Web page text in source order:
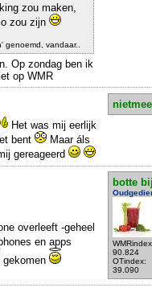
zou maken,
zou zijn
genoemd, vandaar..
Op zondag ben ik
op WMR
Het was mij eerlijk
bent
Maar áls
gereageerd
botte
90.824
OTindex:
39.090
overleeft -geheel
en apps